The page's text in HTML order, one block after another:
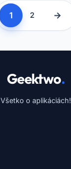
1 2 →
Geektwo.
Všetko o aplikáciách!